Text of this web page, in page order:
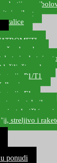
kutije za
pribor
bombe
i raketni
zvuka
P1/T1
F1
pirotehnika
streljivo i
ponudi